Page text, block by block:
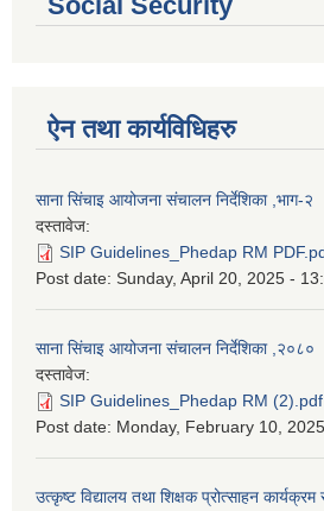
ऐन तथा कार्यविधिहरु
साना सिंचाइ आयोजना संचालन निर्देशिका ,भाग-२
दस्तावेज:
SIP Guidelines_Phedap RM
Post date: Sunday, April 20, 2025 -
साना सिंचाइ आयोजना संचालन निर्देशिका ,२०८०
दस्तावेज:
SIP Guidelines_Phedap RM (2).pdf
Post date: Monday, February 10,
उत्कृष्ट विद्यालय तथा शिक्षक प्रोत्साहन